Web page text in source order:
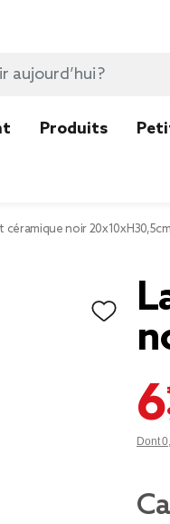
Produits
céramique noir 20x10xH30,5cm
Dont